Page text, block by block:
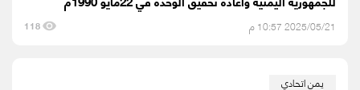
2025/05/21 10:57 م 118
يمن اتحادي